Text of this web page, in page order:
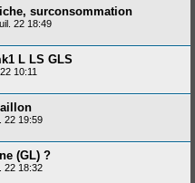
surconsommation
22 18:49
L LS GLS
10:11
22 19:59
(GL) ?
22 18:32